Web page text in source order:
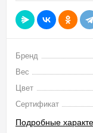
Бренд
Вес
Цвет
Сертификат
Подробные